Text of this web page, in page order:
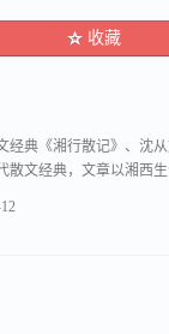
收藏
经典《湘行散记》、沈
散文经典，文章以湘西